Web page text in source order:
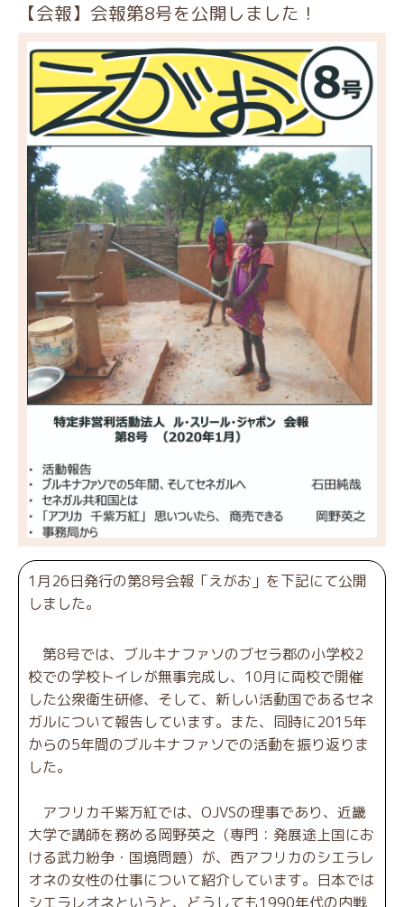
【会報】会報第8号を公開しました！
1月26日発行の第8号会報「えがお」を下記にて公開
しました。
第8号では、ブルキナファソのブセラ郡の小学校2
校での学校トイレが無事完成し、10月に両校で開催
した公衆衛生研修、そして、新しい活動国であるセネ
ガルについて報告しています。また、同時に2015年
からの5年間のブルキナファソでの活動を振り返りま
した。
アフリカ千紫万紅では、OJVSの理事であり、近畿
大学で講師を務める岡野英之（専門：発展途上国にお
ける武力紛争・国境問題）が、西アフリカのシエラレ
オネの女性の仕事について紹介しています。日本では
シエラレオネというと、どうしても1990年代の内戦